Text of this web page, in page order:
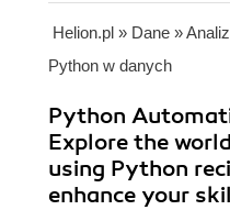
Helion.pl » Dane »
Python w danych
Python
Explore the
using Python
enhance your